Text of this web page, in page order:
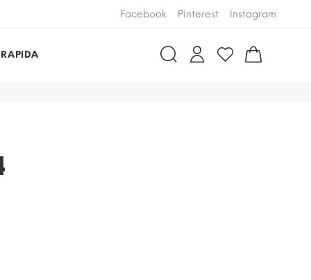
Facebook Pinterest Instagram